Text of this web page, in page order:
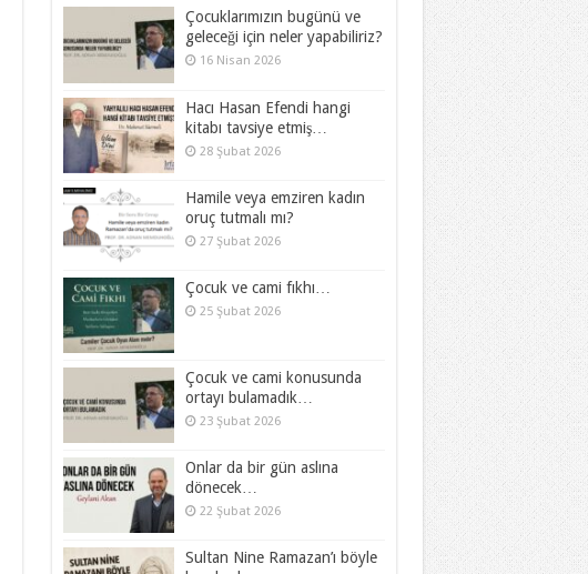
Çocuklarımızın bugünü ve
geleceği için neler yapabiliriz?
16 Nisan 2026
Hacı Hasan Efendi hangi
kitabı tavsiye etmiş…
28 Şubat 2026
Hamile veya emziren kadın
oruç tutmalı mı?
27 Şubat 2026
Çocuk ve cami fıkhı…
25 Şubat 2026
Çocuk ve cami konusunda
ortayı bulamadık…
23 Şubat 2026
Onlar da bir gün aslına
dönecek…
22 Şubat 2026
Sultan Nine Ramazan’ı böyle